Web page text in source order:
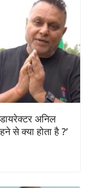
अनिल
से क्या होता है ?’